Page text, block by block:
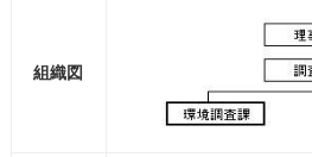
組織図